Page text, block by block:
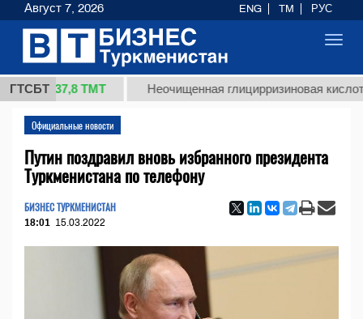
ГТСБТ
37,8 ТМТ Неочищенная глицирризиновая кислота
Официальные новости
Путин поздравил вновь избранного президента
Туркменистана по телефону
БИЗНЕС ТУРКМЕНИСТАН
18:01 15.03.2022
Август 7, 2026 ENG TM РУС